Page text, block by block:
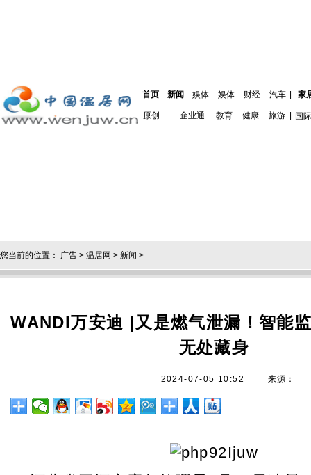
首页 新闻 娱体 娱体 财经 汽车 家
原创 企业通 教育 健康 旅游 国际
您当前的位置： 广告 > 温居网 > 新闻 >
WANDI万安迪 |又是燃气泄漏！智能
无处藏身
2024-07-05 10:52 来源：